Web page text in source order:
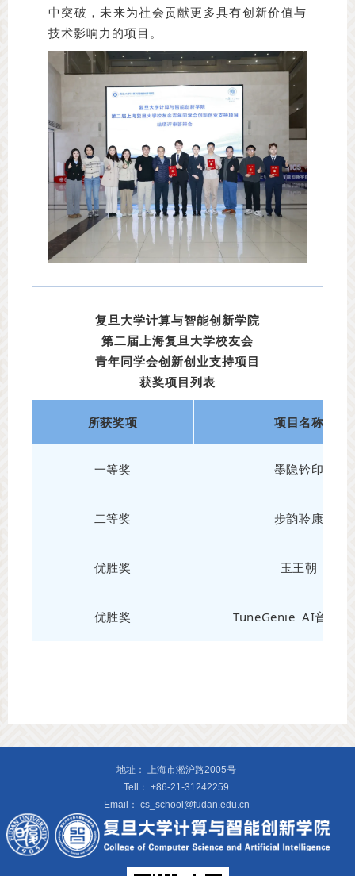
中突破，未来为社会贡献更多具有创新价值与
技术影响力的项目。
复旦大学计算与智能创新学院
第二届上海复旦大学校友会
青年同学会创新创业支持项目
获奖项目列表
所获奖项 项目名称
一等奖 墨隐钤印
二等奖 步韵聆康
优胜奖 玉王朝
优胜奖 TuneGenie AI音乐生
地址： 上海市淞沪路2005号
Tell： +86-21-31242259
Email： cs_school@fudan.edu.cn